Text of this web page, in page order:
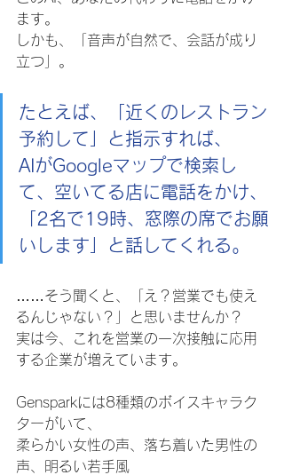
ます。
しかも、「音声が自然で、会話が成り
立つ」。
たとえば、「近くのレストラン
予約して」と指示すれば、
AIがGoogleマップで検索し
て、空いてる店に電話をかけ、
「2名で19時、窓際の席でお願
いします」と話してくれる。
……そう聞くと、「え？営業でも使え
るんじゃない？」と思いませんか？
実は今、これを営業の一次接触に応用
する企業が増えています。
Gensparkには8種類のボイスキャラク
ターがいて、
柔らかい女性の声、落ち着いた男性の
声、明るい若手風